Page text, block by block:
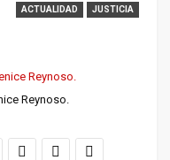
ACTUALIDAD JUSTICIA
Reynoso.